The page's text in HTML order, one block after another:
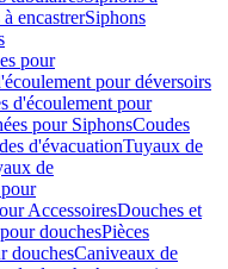
encastrerSiphons
pour
pour déversoirs
d'écoulement pour
pour SiphonsCoudes
d'évacuationTuyaux de
de
AccessoiresDouches et
douchesPièces
douchesCaniveaux de